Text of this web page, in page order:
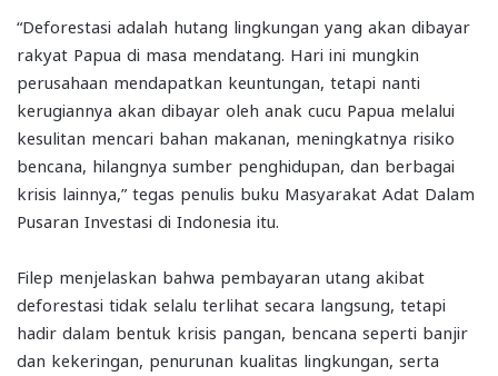
“Deforestasi adalah hutang lingkungan yang akan dibayar
rakyat Papua di masa mendatang. Hari ini mungkin
perusahaan mendapatkan keuntungan, tetapi nanti
kerugiannya akan dibayar oleh anak cucu Papua melalui
kesulitan mencari bahan makanan, meningkatnya risiko
bencana, hilangnya sumber penghidupan, dan berbagai
krisis lainnya,” tegas penulis buku Masyarakat Adat Dalam
Pusaran Investasi di Indonesia itu.
Filep menjelaskan bahwa pembayaran utang akibat
deforestasi tidak selalu terlihat secara langsung, tetapi
hadir dalam bentuk krisis pangan, bencana seperti banjir
dan kekeringan, penurunan kualitas lingkungan, serta